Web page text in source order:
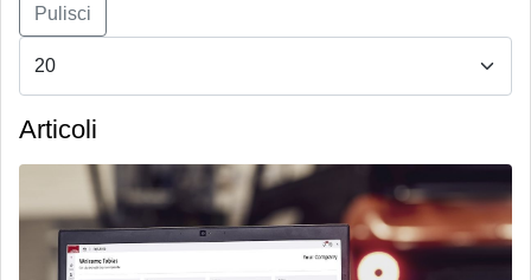
Pulisci
Articoli